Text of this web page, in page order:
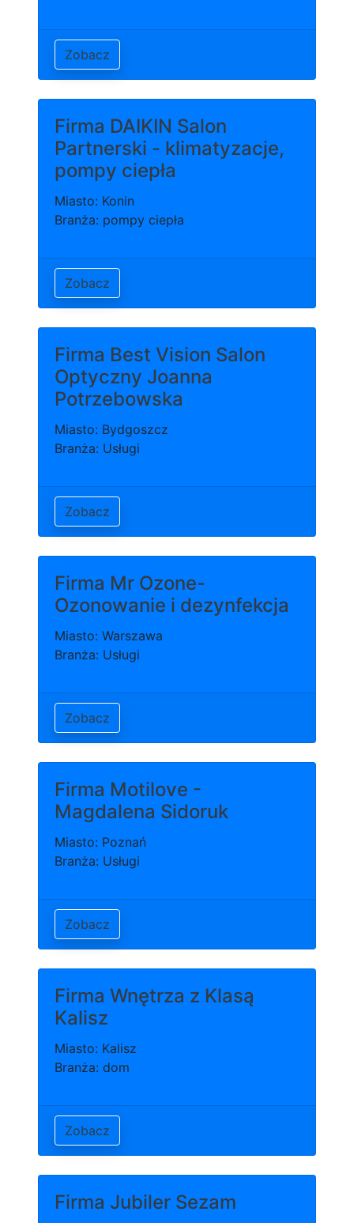
Zobacz
Firma DAIKIN Salon
Partnerski - klimatyzacje,
pompy ciepła
Miasto: Konin
Branża: pompy ciepła
Zobacz
Firma Best Vision Salon
Optyczny Joanna
Potrzebowska
Miasto: Bydgoszcz
Branża: Usługi
Zobacz
Firma Mr Ozone-
Ozonowanie i dezynfekcja
Miasto: Warszawa
Branża: Usługi
Zobacz
Firma Motilove -
Magdalena Sidoruk
Miasto: Poznań
Branża: Usługi
Zobacz
Firma Wnętrza z Klasą
Kalisz
Miasto: Kalisz
Branża: dom
Zobacz
Firma Jubiler Sezam